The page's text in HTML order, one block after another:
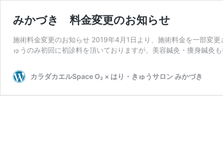
みかづき 料金変更のお知らせ
施術料金変更のお知らせ 2019年4月1日より、施術料金を一部変
ゅうのみ初回に初診料を頂いておりますが、美容鍼灸・痩身鍼灸
カラダカエルSpace O₂ × はり・きゅうサロン みかづき